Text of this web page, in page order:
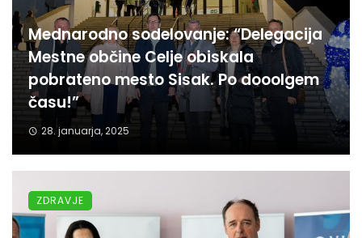
Mednarodno sodelovanje: “Delegacija
Mestne občine Celje obiskala
pobrateno mesto Sisak. Po dooolgem
času!”
28. januarja, 2025
ZDRAVJE